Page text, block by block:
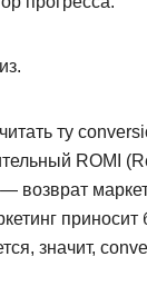
ту
ROMI
возврат
приносит
значит,